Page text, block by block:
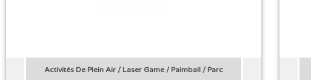
Activités De Plein Air / Laser Game / Paimball / Parc